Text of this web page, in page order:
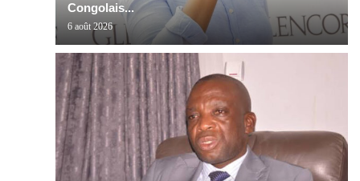
Congolais...
6 août 2026